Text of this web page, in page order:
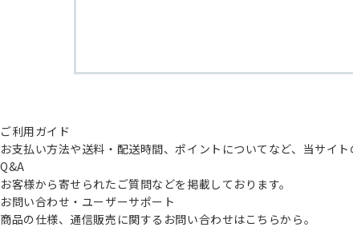
ご利用ガイド
お支払い方法や送料・配送時間、ポイントについてなど、当サイ
Q&A
お客様から寄せられたご質問などを掲載しております。
お問い合わせ・ユーザーサポート
商品の仕様、通信販売に関するお問い合わせはこちらから。